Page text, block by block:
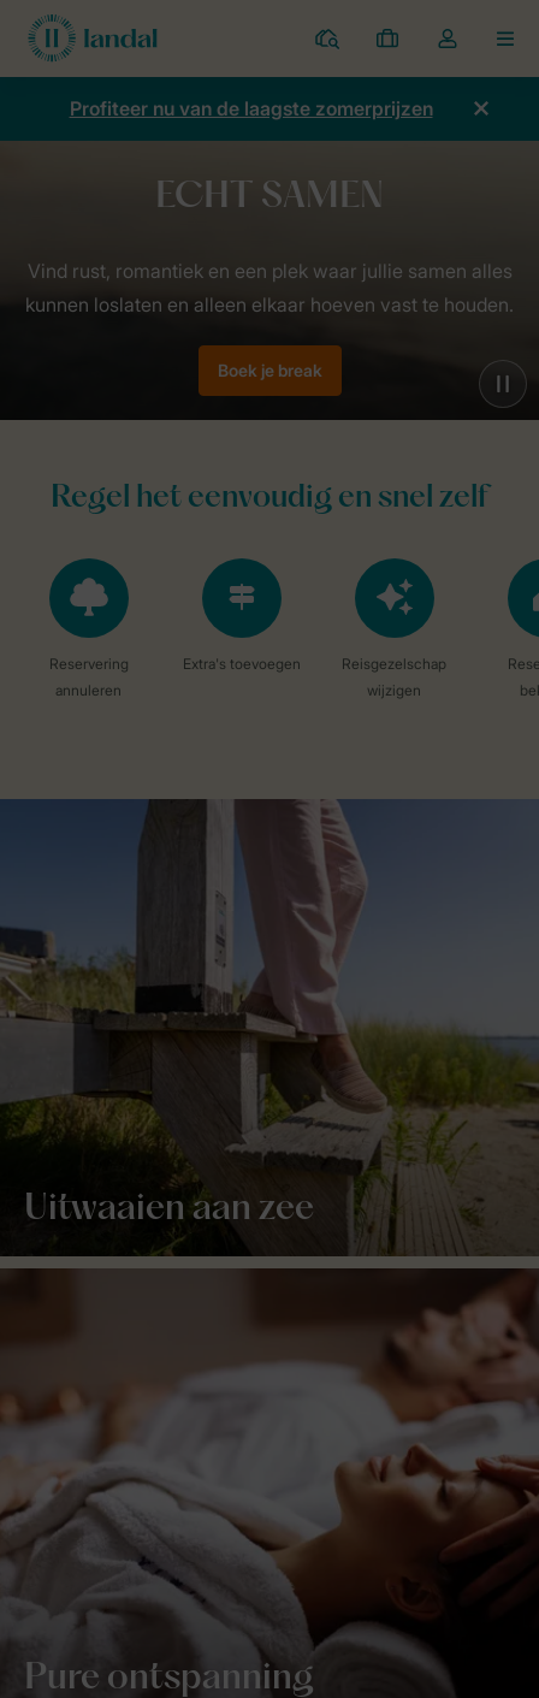
Parken
Mijn
boekingen
Open
de
dropdown
Profiteer nu van de laagste zomerprijzen
Campagnes You need this Echt samen
Vind rust, romantiek en een plek waar jullie samen alles
kunnen loslaten en alleen elkaar hoeven vast te houden.
Boek je break
Uitwaaien aan zee
Pure ontspanning